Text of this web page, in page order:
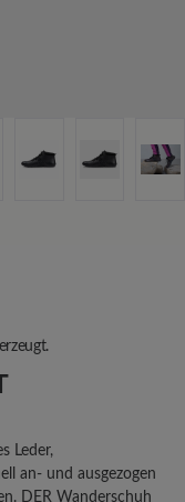
Leder,
an- und ausgezogen
DER Wanderschuh